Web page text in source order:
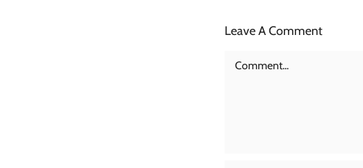
Leave A Comment
Comment